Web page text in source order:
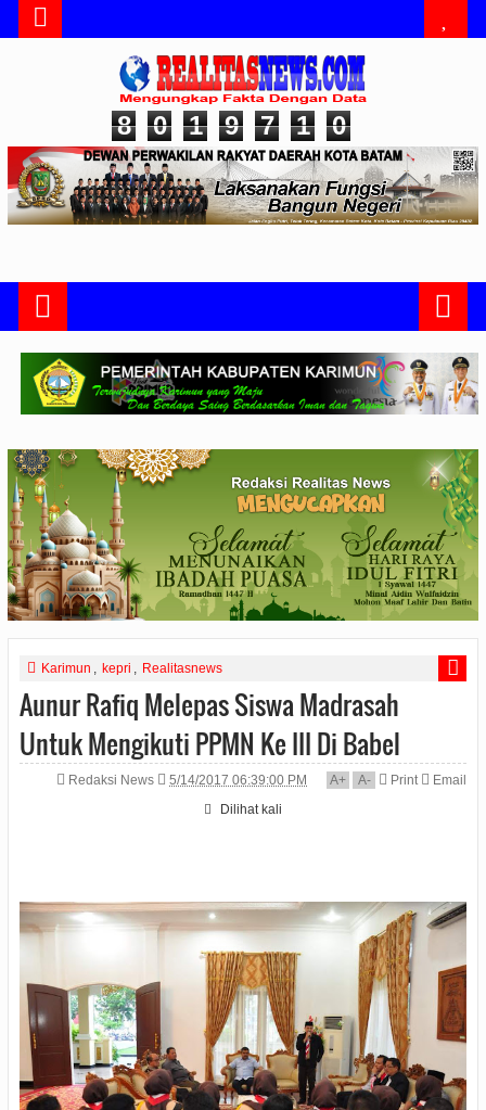
8 0 1 9 7 1 0
Karimun kepri Realitasnews
Aunur Rafiq Melepas Siswa Madrasah
Untuk Mengikuti PPMN Ke III Di Babel
Redaksi News 5/14/2017 06:39:00 PM A+ A- Print
Email
Dilihat kali